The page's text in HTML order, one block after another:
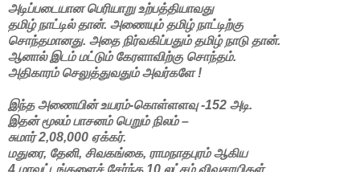
அடிப்படையான பெரியாறு உற்பத்தியாவது
தமிழ் நாட்டில் தான். அணையும் தமிழ் நாட்டிற்கு
சொந்தமானது. அதை நிர்வகிப்பதும் தமிழ் நாடு தான்.
ஆனால் இடம் மட்டும் கேரளாவிற்கு சொந்தம்.
அதிகாரம் செலுத்துவதும் அவர்களே !
இந்த அணையின் உயரம்-கொள்ளளவு -152 அடி.
இதன் மூலம் பாசனம் பெறும் நிலம் –
சுமார் 2,08,000 ஏக்கர்.
மதுரை, தேனி, சிவகங்கை, ராமநாதபுரம் ஆகிய
4 மாவட்டங்களைச் சேர்ந்த 10 லட்சம் விவசாயிகள்